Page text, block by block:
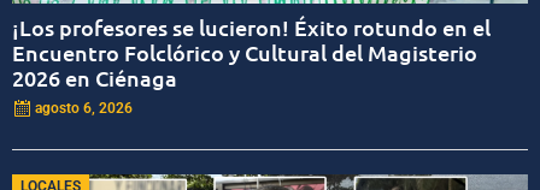
¡Los profesores se lucieron! Éxito rotundo en el
Encuentro Folclórico y Cultural del Magisterio
2026 en Ciénaga
agosto 6, 2026
LOCALES